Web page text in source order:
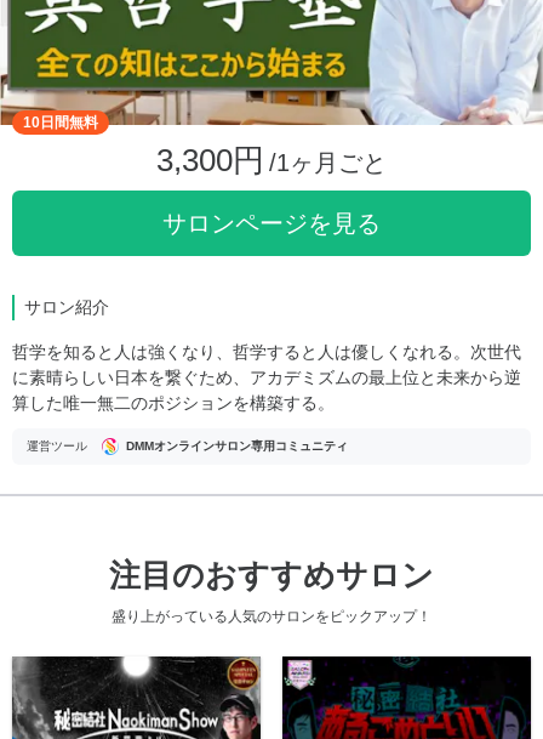
10日間無料
3,300円 /1ヶ月ごと
サロンページを見る
サロン紹介
哲学を知ると人は強くなり、哲学すると人は優しくなれる。次世代
に素晴らしい日本を繋ぐため、アカデミズムの最上位と未来から逆
算した唯一無二のポジションを構築する。
運営ツール DMMオンラインサロン専用コミュニティ
注目のおすすめサロン
盛り上がっている人気のサロンをピックアップ！